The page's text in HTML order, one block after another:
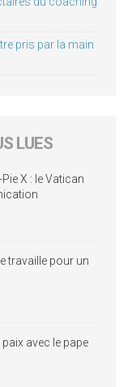
pris par la main
LUES
X : le Vatican
travaille pour un
avec le pape